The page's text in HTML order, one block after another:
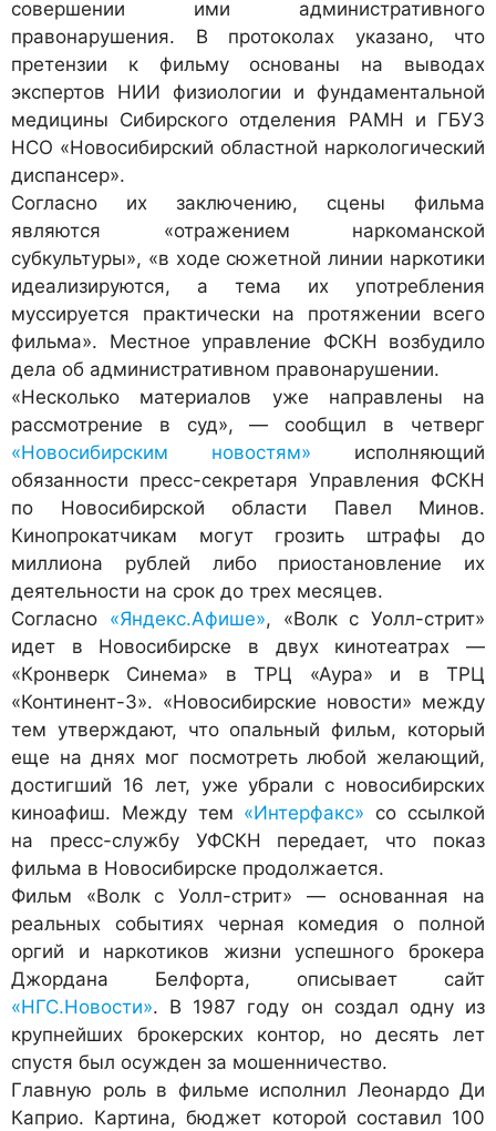
совершении ими административного
правонарушения. В протоколах указано, что
претензии к фильму основаны на выводах
экспертов НИИ физиологии и фундаментальной
медицины Сибирского отделения РАМН и ГБУЗ
НСО «Новосибирский областной наркологический
диспансер».
Согласно их заключению, сцены фильма
являются «отражением наркоманской
субкультуры», «в ходе сюжетной линии наркотики
идеализируются, а тема их употребления
муссируется практически на протяжении всего
фильма». Местное управление ФСКН возбудило
дела об административном правонарушении.
«Несколько материалов уже направлены на
рассмотрение в суд», — сообщил в четверг
«Новосибирским новостям» исполняющий
обязанности пресс-секретаря Управления ФСКН
по Новосибирской области Павел Минов.
Кинопрокатчикам могут грозить штрафы до
миллиона рублей либо приостановление их
деятельности на срок до трех месяцев.
Согласно «Яндекс.Афише», «Волк с Уолл-стрит»
идет в Новосибирске в двух кинотеатрах —
«Кронверк Синема» в ТРЦ «Аура» и в ТРЦ
«Континент-3». «Новосибирские новости» между
тем утверждают, что опальный фильм, который
еще на днях мог посмотреть любой желающий,
достигший 16 лет, уже убрали с новосибирских
киноафиш. Между тем «Интерфакс» со ссылкой
на пресс-службу УФСКН передает, что показ
фильма в Новосибирске продолжается.
Фильм «Волк с Уолл-стрит» — основанная на
реальных событиях черная комедия о полной
оргий и наркотиков жизни успешного брокера
Джордана Белфорта, описывает сайт
«НГС.Новости». В 1987 году он создал одну из
крупнейших брокерских контор, но десять лет
спустя был осужден за мошенничество.
Главную роль в фильме исполнил Леонардо Ди
Каприо. Картина, бюджет которой составил 100